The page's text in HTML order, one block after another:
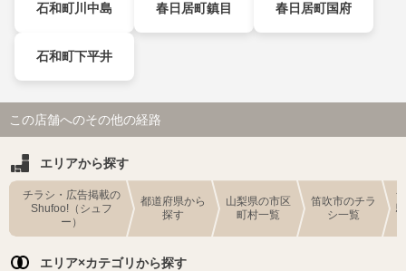
石和町川中島 春日居町鎮目 春日居町国府
石和町下平井
この店舗へのその他の経路
エリアから探す
チラシ・広告掲載の
Shufoo!（シュフ
ー）
都道府県から
探す
山梨県の市区
町村一覧
笛吹市のチラ
シ一覧
エリア×カテゴリから探す